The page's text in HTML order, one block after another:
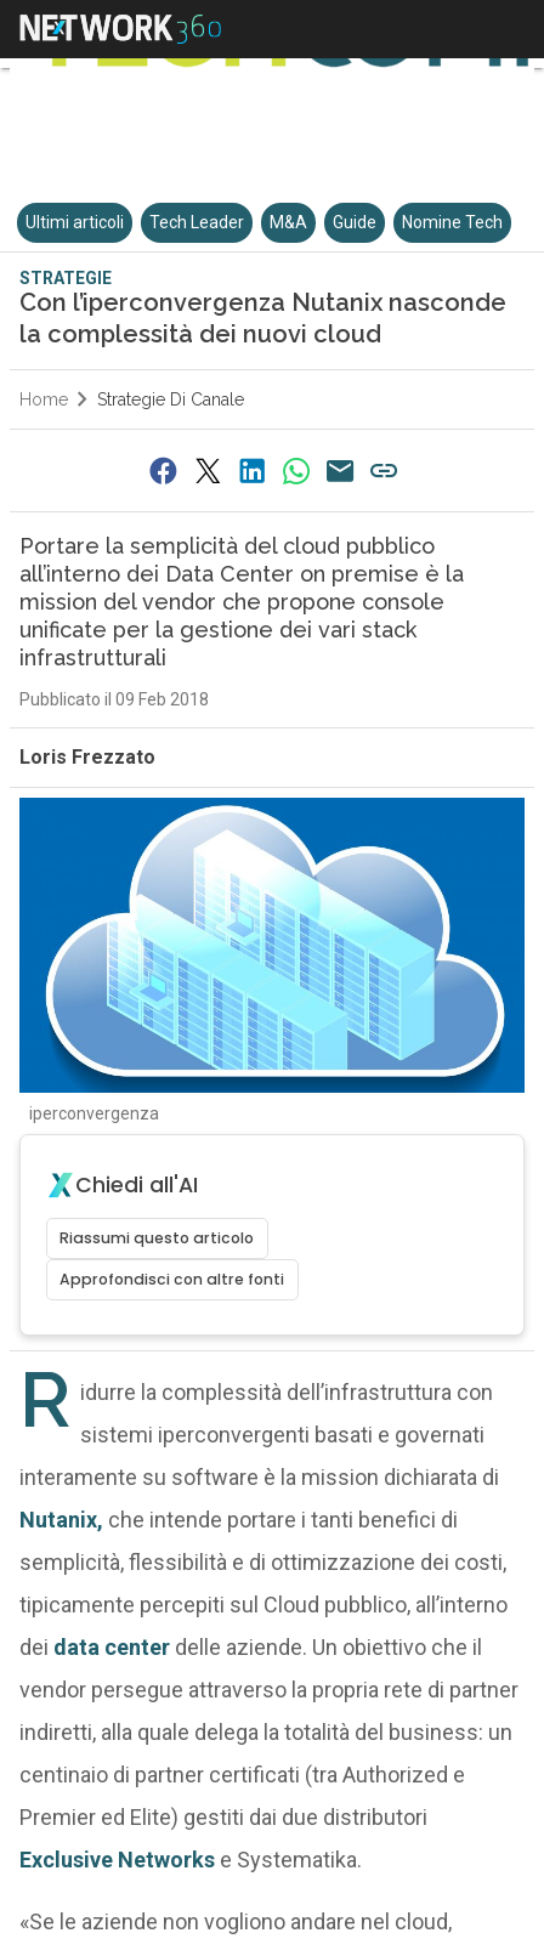
Ultimi articoli Tech Leader M&A Guide Nomine Tech
STRATEGIE
Con l’iperconvergenza Nutanix nasconde
la complessità dei nuovi cloud
Home Strategie Di Canale
Portare la semplicità del cloud pubblico
all’interno dei Data Center on premise è la
mission del vendor che propone console
unificate per la gestione dei vari stack
infrastrutturali
Pubblicato il 09 Feb 2018
Loris Frezzato
iperconvergenza
Chiedi all'AI
Riassumi questo articolo
Approfondisci con altre fonti
R idurre la complessità dell’infrastruttura con
sistemi iperconvergenti basati e governati
interamente su software è la mission dichiarata di
Nutanix, che intende portare i tanti benefici di
semplicità, flessibilità e di ottimizzazione dei costi,
tipicamente percepiti sul Cloud pubblico, all’interno
dei data centerdelle aziende. Un obiettivo che il
vendor persegue attraverso la propria rete di partner
indiretti, alla quale delega la totalità del business: un
centinaio di partner certificati (tra Authorized e
Premier ed Elite) gestiti dai due distributori
Exclusive Networkse Systematika.
«Se le aziende non vogliono andare nel cloud,